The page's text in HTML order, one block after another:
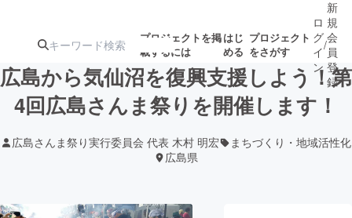
プロジェクトを掲
載するには
はじ
める
プロジェクト
をさがす
人気のプロ
ジェクト
注目のリ
ターン
注目の新着プロ
ジェクト
募集終了が近いプ
ロジェクト
もうすぐ公開
されます
アート・写真
ロ
グ
イ
ン
/
新
規
会
員
登
録
広島から気仙沼を復興支援しよう！第
4回広島さんま祭りを開催します！
広島さんま祭り実行委員会 代表 木村 明宏
まちづくり・地域活性化
広島県